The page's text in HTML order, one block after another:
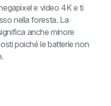
e video 4K e ti
nella foresta. La
anche minore
poiché le batterie non